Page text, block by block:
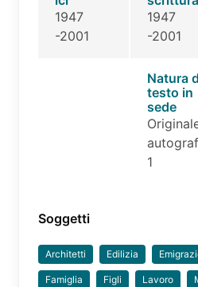
1947
-2001
1947
-2001
Natura
testo in
sede
1
Soggetti
Architetti Edilizia
Famiglia Figli Lavoro